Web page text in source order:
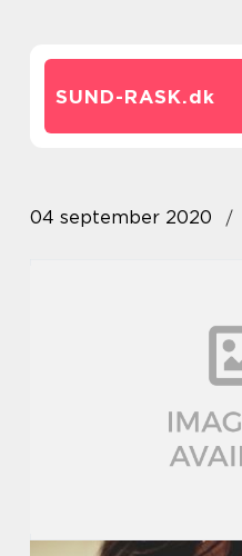
SUND-RASK.dk
04 september 2020